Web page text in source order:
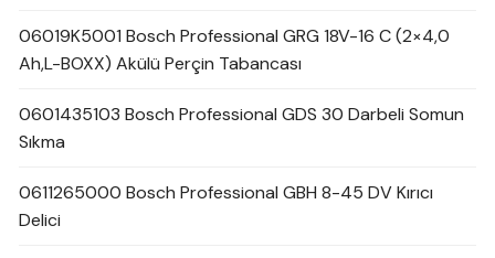
06019K5001 Bosch Professional GRG 18V-16 C (2×4,0
Ah,L-BOXX) Akülü Perçin Tabancası
0601435103 Bosch Professional GDS 30 Darbeli Somun
Sıkma
0611265000 Bosch Professional GBH 8-45 DV Kırıcı
Delici